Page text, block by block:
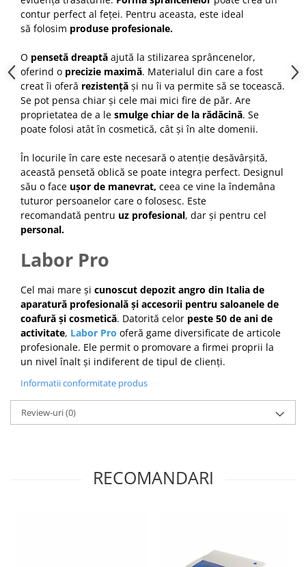
Cap manechin par natural
Trepiede cap manechin
Foarfece de tuns
Foarfece de filat
contur perfect al feței. Pentru aceasta, este ideal
să folosim produse profesionale.
O pensetă dreaptă ajută la stilizarea sprâncenelor,
oferind o precizie maximă. Materialul din care a fost
creat îi oferă rezistență și nu îi va permite să se tocească.
Se pot pensa chiar și cele mai mici fire de păr. Are
proprietatea de a le smulge chiar de la rădăcină. Se
poate folosi atât în cosmetică, cât și în alte domenii.
În locurile în care este necesară o atenție desăvârșită,
această pensetă oblică se poate integra perfect. Designul
său o face ușor de manevrat, ceea ce vine la îndemâna
tuturor persoanelor care o folosesc. Este
recomandată pentru uz profesional, dar și pentru cel
personal.
Labor Pro
Cel mai mare și cunoscut depozit angro din Italia de
aparatură profesională și accesorii pentru saloanele de
coafură și cosmetică. Datorită celor peste 50 de ani de
activitate, Labor Pro oferă game diversificate de articole
profesionale. Ele permit o promovare a firmei proprii la
un nivel înalt și indiferent de tipul de clienți.
Informatii conformitate produs
Review-uri(0)
RECOMANDARI